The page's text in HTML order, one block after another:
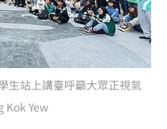
生站上講臺呼籲大眾正視氣
Kok Yew